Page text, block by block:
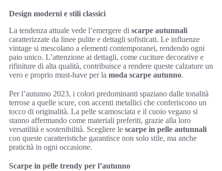
Design moderni e stili classici
La tendenza attuale vede l’emergere di scarpe autunnali
caratterizzate da linee pulite e dettagli sofisticati. Le influenze
vintage si mescolano a elementi contemporanei, rendendo ogni
paio unico. L’attenzione ai dettagli, come cuciture decorative e
rifiniture di alta qualità, contribuisce a rendere queste calzature un
vero e proprio must-have per la moda scarpe autunno.
Per l’autunno 2023, i colori predominanti spaziano dalle tonalità
terrose a quelle scure, con accenti metallici che conferiscono un
tocco di originalità. La pelle scamosciata e il cuoio vegano si
stanno affermando come materiali preferiti, grazie alla loro
versatilità e sostenibilità. Scegliere le scarpe in pelle autunnali
con queste caratteristiche garantisce non solo stile, ma anche
praticità in ogni occasione.
Scarpe in pelle trendy per l’autunno